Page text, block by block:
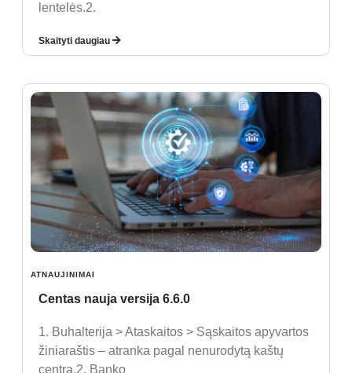
lentelės.2.
Skaityti daugiau
ATNAUJINIMAI
Centas nauja versija 6.6.0
1. Buhalterija > Ataskaitos > Sąskaitos apyvartos
žiniaraštis – atranka pagal nenurodytą kaštų
centrą.2. Banko